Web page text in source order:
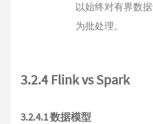
以始终对有界数
为批处理。
3.2.4 Flink vs Spark
3.2.4.1 数据模型